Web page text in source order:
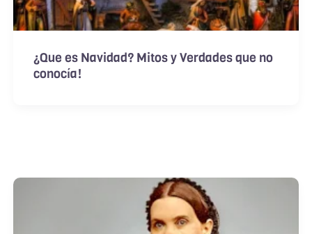
¿Que es Navidad? Mitos y Verdades que no
conocía!